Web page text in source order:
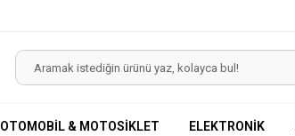
OTOMOBİL & MOTOSİKLET ELEKTRONİK